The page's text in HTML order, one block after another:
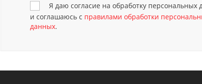
Я даю согласие на обработку персональных
и соглашаюсь с правилами обработки
данных.